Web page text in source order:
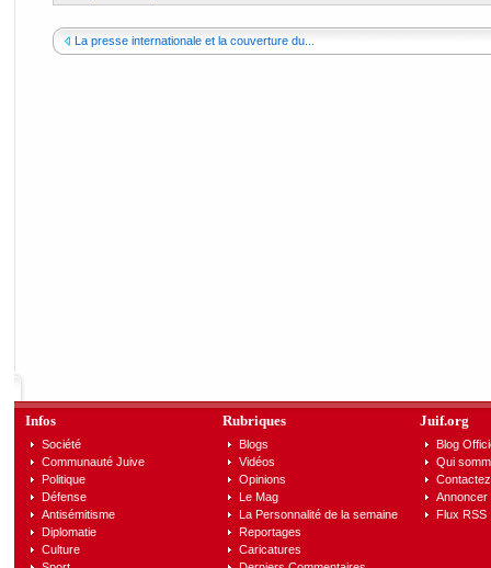
La presse internationale et la couverture du...
Infos
Société
Communauté Juive
Politique
Défense
Antisémitisme
Diplomatie
Culture
Rubriques
Blogs
Vidéos
Opinions
Le Mag
La Personnalité de la semaine
Reportages
Caricatures
Juif.org
Blog
Qui
Annoncer
Flux RSS